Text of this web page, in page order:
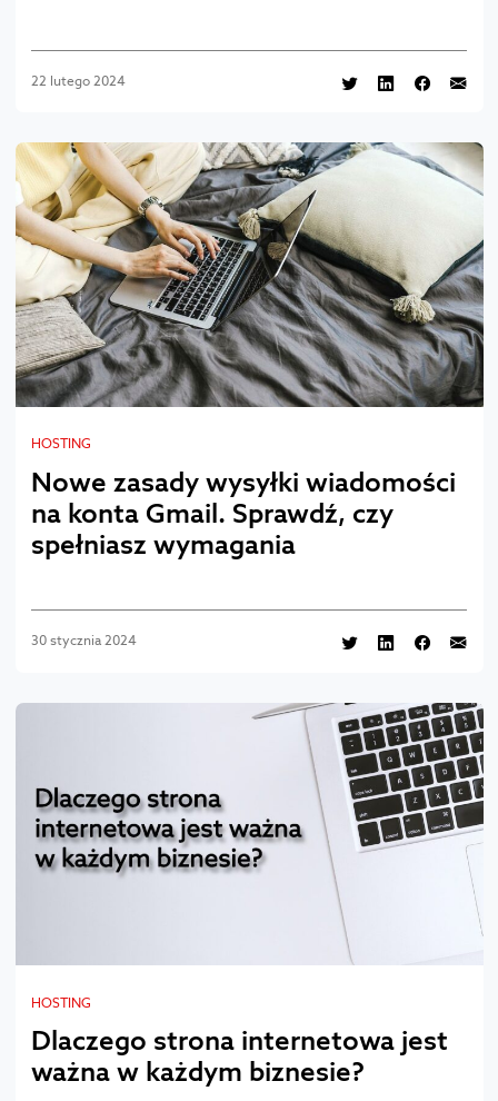
22 lutego 2024
HOSTING
Nowe zasady wysyłki wiadomości
na konta Gmail. Sprawdź, czy
spełniasz wymagania
30 stycznia 2024
HOSTING
Dlaczego strona internetowa jest
ważna w każdym biznesie?